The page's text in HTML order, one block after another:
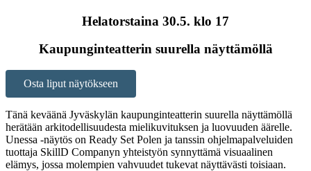
Helatorstaina 30.5. klo 17
Kaupunginteatterin suurella näyttämöllä
Osta liput näytökseen
Tänä keväänä Jyväskylän kaupunginteatterin suurella näyttämöllä
herätään arkitodellisuudesta mielikuvituksen ja luovuuden äärelle.
Unessa -näytös on Ready Set Polen ja tanssin ohjelmapalveluiden
tuottaja SkillD Companyn yhteistyön synnyttämä visuaalinen
elämys, jossa molempien vahvuudet tukevat näyttävästi toisiaan.